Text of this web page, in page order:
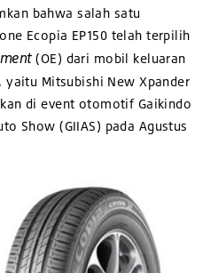
bahwa salah satu
Ecopia EP150 telah terpilih
(OE) dari mobil keluaran
Mitsubishi New Xpander
di event otomotif Gaikindo
Show (GIIAS) pada Agustus